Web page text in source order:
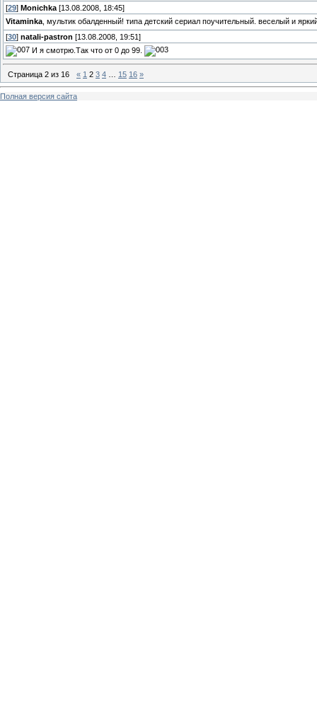
[29] Monichka [13.08.2008, 18:45]
Vitaminka , мультик обалденный! типа детский сериал поучительный. веселый и
[30] natali-pastron [13.08.2008, 19:51]
И я смотрю.Так что от 0 до 99.
Страница 2 из 16 « 1 2 3 4 15 16 »
Полная версия сайта